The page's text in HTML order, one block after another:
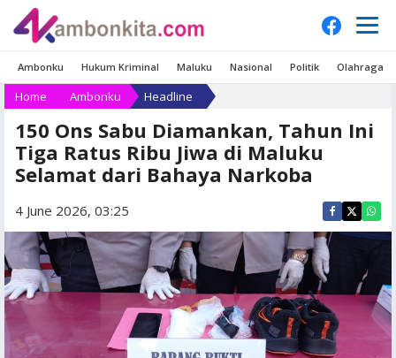
Ambonku Hukum Kriminal Maluku Nasional Politik Olahraga
Home Ambonku Headline
150 Ons Sabu Diamankan, Tahun Ini
Tiga Ratus Ribu Jiwa di Maluku
Selamat dari Bahaya Narkoba
4 June 2026, 03:25